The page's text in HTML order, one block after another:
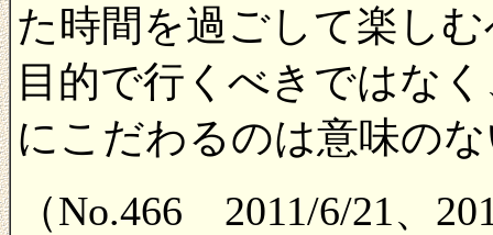
た時間を過ごして楽し
目的で行くべきではな
にこだわるのは意味の
（No.466 2011/6/21、